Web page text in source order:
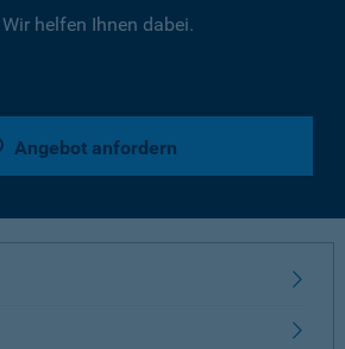
helfen Ihnen dabei.
Angebot anfordern